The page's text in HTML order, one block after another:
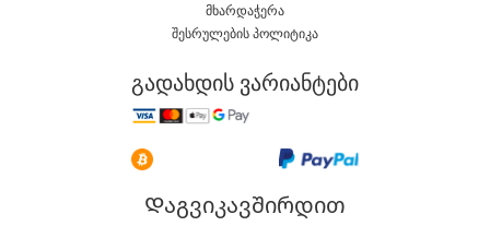
მხარდაჭერა
შესრულების პოლიტიკა
გადახდის ვარიანტები
Დაგვიკავშირდით